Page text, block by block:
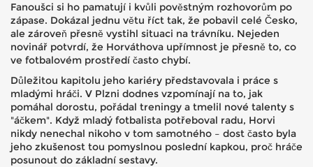
Fanoušci si ho pamatují i kvůli pověstným rozhovorům po
zápase. Dokázal jednu větu říct tak, že pobavil celé Česko,
ale zároveň přesně vystihl situaci na trávníku. Nejeden
novinář potvrdí, že Horváthova upřímnost je přesně to, co
ve fotbalovém prostředí často chybí.
Důležitou kapitolu jeho kariéry představovala i práce s
mladými hráči. V Plzni dodnes vzpomínají na to, jak
pomáhal dorostu, pořádal treningy a tmelil nové talenty s
"áčkem". Když mladý fotbalista potřeboval radu, Horvi
nikdy nenechal nikoho v tom samotného – dost často byla
jeho zkušenost tou pomyslnou poslední kapkou, proč hráče
posunout do základní sestavy.